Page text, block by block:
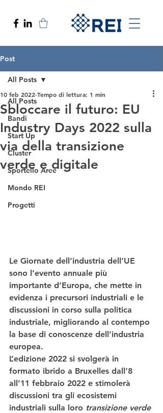
Post
All Posts
Bandi
Start Up
Cluster
Sportello Aree
Mondo REI
Progetti
All Posts
Sbloccare il futuro: EU
Industry Days 2022 sulla
via della transizione
verde e digitale
10 feb 2022 Tempo di lettura: 1 min
Le Giornate dell’industria dell’UE
sono l’evento annuale più
importante d’Europa, che mette in
evidenza i precursori industriali e le
discussioni in corso sulla politica
industriale, migliorando al contempo
la base di conoscenze dell’industria
europea.
L’edizione 2022 si svolgerà in
formato ibrido a Bruxelles dall’8
all’11 febbraio 2022 e stimolerà
discussioni tra gli ecosistemi
industriali sulla loro transizione verde